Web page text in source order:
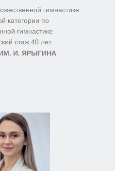
И. ЯРЫГИНА
гимнастике
категории по
гимнастике
стаж 40 лет